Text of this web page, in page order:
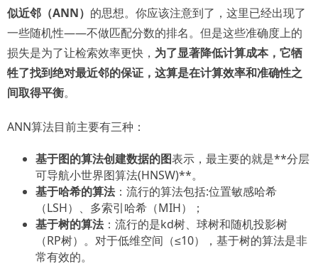
似近邻（ANN） 的思想。你应该注意到了，这里已经出现了
一些随机性——不做匹配分数的排名。但是这些准确度上的
损失是为了让检索效率更快， 为了显著降低计算成本，它牺
牲了找到绝对最近邻的保证，这算是在计算效率和准确性之
间取得平衡。
ANN算法目前主要有三种：
基于图的算法创建数据的图表示，最主要的就是**分层
可导航小世界图算法(HNSW)**。
基于哈希的算法：流行的算法包括:位置敏感哈希
（LSH）、多索引哈希（MIH）；
基于树的算法：流行的是kd树、球树和随机投影树
（RP树）。对于低维空间（≤10），基于树的算法是非
常有效的。